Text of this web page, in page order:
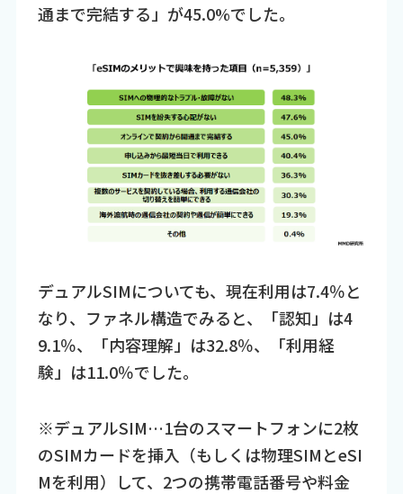
通まで完結する」が45.0%でした。
デュアルSIMについても、現在利用は7.4％と
なり、ファネル構造でみると、「認知」は4
9.1％、「内容理解」は32.8％、「利用経
験」は11.0％でした。
※デュアルSIM…1台のスマートフォンに2枚
のSIMカードを挿入（もしくは物理SIMとeSI
Mを利用）して、2つの携帯電話番号や料金